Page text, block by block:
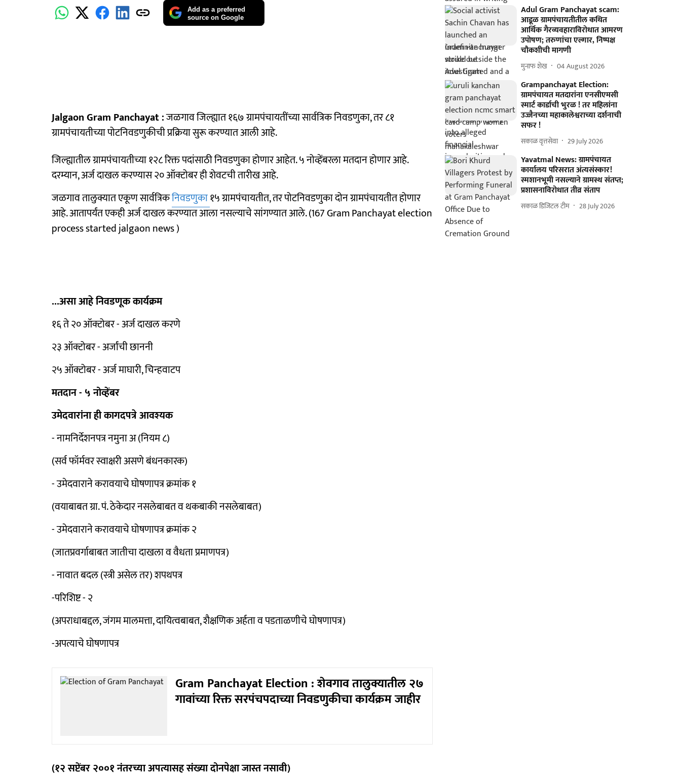
Add as a preferred
source on Google
Jalgaon Gram Panchayat :जळगाव जिल्ह्यात १६७ ग्रामपंचायतींच्या सार्वत्रिक निवडणुका, तर ८१
ग्रामपंचायतीच्या पोटनिवडणुकीची प्रक्रिया सुरू करण्यात आली आहे.
जिल्ह्यातील ग्रामपंचायतीच्या १२८ रिक्त पदांसाठी निवडणुका होणार आहेत. ५ नोव्हेंबरला मतदान होणार आहे.
दरम्यान, अर्ज दाखल करण्यास २० ऑक्टोबर ही शेवटची तारीख आहे.
जळगाव तालुक्यात एकूण सार्वत्रिकनिवडणुका१५ ग्रामपंचायतीत, तर पोटनिवडणुका दोन ग्रामपंचायतीत होणार
आहे. आतापर्यंत एकही अर्ज दाखल करण्यात आला नसल्याचे सांगण्यात आले. (167 Gram Panchayat election
process started jalgaon news )
...असा आहे निवडणूक कार्यक्रम
१६ ते २० ऑक्टोबर - अर्ज दाखल करणे
२३ ऑक्टोबर - अर्जांची छाननी
२५ ऑक्टोबर - अर्ज माघारी, चिन्हवाटप
मतदान - ५ नोव्हेंबर
उमेदवारांना ही कागदपत्रे आवश्‍यक
- नामनिर्देशनपत्र नमुना अ (नियम ८)
(सर्व फॉर्मवर स्वाक्षरी असणे बंधनकारक)
- उमेदवाराने करावयाचे घोषणापत्र क्रमांक १
(वयाबाबत ग्रा. पं. ठेकेदार नसलेबाबत व थकबाकी नसलेबाबत)
- उमेदवाराने करावयाचे घोषणापत्र क्रमांक २
(जातप्रवर्गाबाबत जातीचा दाखला व वैधता प्रमाणपत्र)
- नावात बदल (स्त्री असेल तर) शपथपत्र
-परिशिष्ट - २
(अपराधाबद्दल, जंगम मालमत्ता, दायित्वबाबत, शैक्षणिक अर्हता व पडताळणीचे घोषणापत्र)
-अपत्याचे घोषणापत्र
Gram Panchayat Election : शेवगाव तालुक्यातील २७
गावांच्या रिक्त सरपंचपदाच्या निवडणुकीचा कार्यक्रम जाहीर
(१२ सप्टेंबर २००१ नंतरच्या अपत्यासह संख्या दोनपेक्षा जास्त नसावी)
Adul Gram Panchayat scam:
आडूळ ग्रामपंचायतीतील कथित
आर्थिक गैरव्यवहाराविरोधात आमरण
उपोषण; तरुणांचा एल्गार, निष्पक्ष
चौकशीची मागणी
मुनाफ शेख 04 August 2026
Grampanchayat Election:
ग्रामपंचायत मतदारांना एनसीएमसी
स्मार्ट कार्डाची भुरळ ! तर महिलांना
उज्जैनच्या महाकालेश्वराच्या दर्शनाची
सफर !
सकाळ वृत्तसेवा 29 July 2026
Yavatmal News: ग्रामपंचायत
कार्यालय परिसरात अंत्यसंस्कार!
स्मशानभूमी नसल्याने ग्रामस्थ संतप्त;
प्रशासनाविरोधात तीव्र संताप
सकाळ डिजिटल टीम 28 July 2026